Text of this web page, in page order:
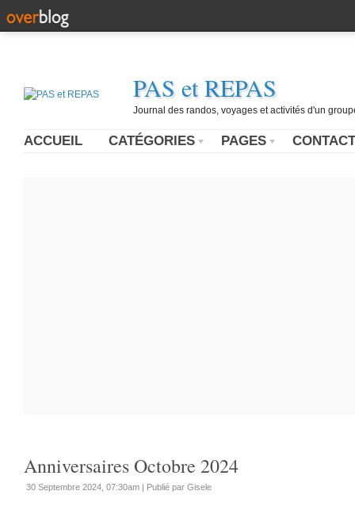
PAS et REPAS
Journal des randos, voyages et activités d'un
ACCUEIL CATÉGORIES PAGES CONTACT
Anniversaires Octobre 2024
30 Septembre 2024, 07:30am | Publié par Gisele